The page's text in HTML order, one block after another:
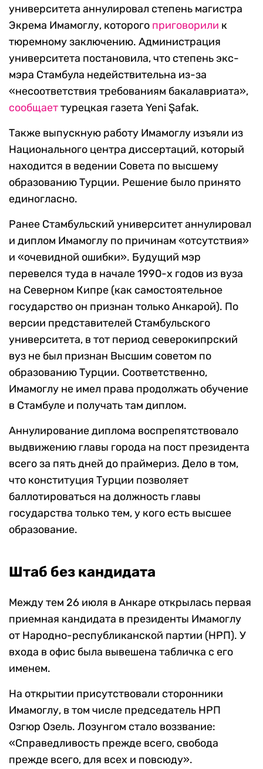
университета аннулировал степень магистра
Экрема Имамоглу, которого приговорили к
тюремному заключению. Администрация
университета постановила, что степень экс-
мэра Стамбула недействительна из-за
«несоответствия требованиям бакалавриата»,
сообщаеттурецкая газета Yeni Şafak.
Также выпускную работу Имамоглу изъяли из
Национального центра диссертаций, который
находится в ведении Совета по высшему
образованию Турции. Решение было принято
единогласно.
Ранее Стамбульский университет аннулировал
и диплом Имамоглу по причинам «отсутствия»
и «очевидной ошибки». Будущий мэр
перевелся туда в начале 1990-х годов из вуза
на Северном Кипре (как самостоятельное
государство он признан только Анкарой). По
версии представителей Стамбульского
университета, в тот период северокипрский
вуз не был признан Высшим советом по
образованию Турции. Соответственно,
Имамоглу не имел права продолжать обучение
в Стамбуле и получать там диплом.
Аннулирование диплома воспрепятствовало
выдвижению главы города на пост президента
всего за пять дней до праймериз. Дело в том,
что конституция Турции позволяет
баллотироваться на должность главы
государства только тем, у кого есть высшее
образование.
Штаб без кандидата
Между тем 26 июля в Анкаре открылась первая
приемная кандидата в президенты Имамоглу
от Народно-республиканской партии (НРП). У
входа в офис была вывешена табличка с его
именем.
На открытии присутствовали сторонники
Имамоглу, в том числе председатель НРП
Озгюр Озель. Лозунгом стало воззвание:
«Справедливость прежде всего, свобода
прежде всего, для всех и повсюду».